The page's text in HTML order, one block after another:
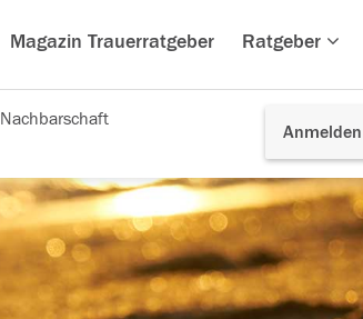
Magazin Trauerratgeber Ratgeber
Anmelden
Nachbarschaft